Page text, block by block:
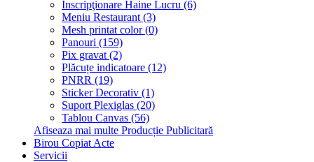
Inscripţionare Haine Lucru (6)
Meniu Restaurant (3)
Mesh printat color (0)
Panouri (159)
Pix gravat (2)
Plăcuțe indicatoare (12)
PNRR (19)
Sticker Decorativ (1)
Suport Plexiglas (20)
Tablou Canvas (56)
Afiseaza mai multe Producție Publicitară
Birou Copiat Acte
Servicii